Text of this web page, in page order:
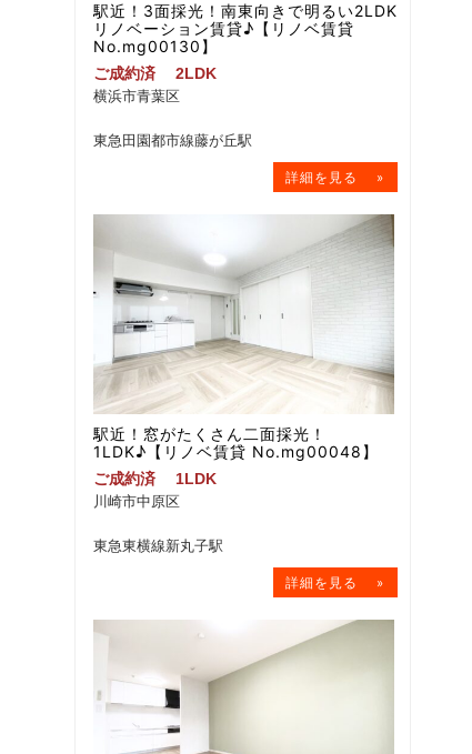
駅近！3面採光！南東向きで明るい2LDK
リノベーション賃貸♪【リノベ賃貸
No.mg00130】
ご成約済
2LDK
横浜市青葉区
東急田園都市線藤が丘駅
駅近！窓がたくさん二面採光！
1LDK♪【リノベ賃貸 No.mg00048】
ご成約済
1LDK
川崎市中原区
東急東横線新丸子駅